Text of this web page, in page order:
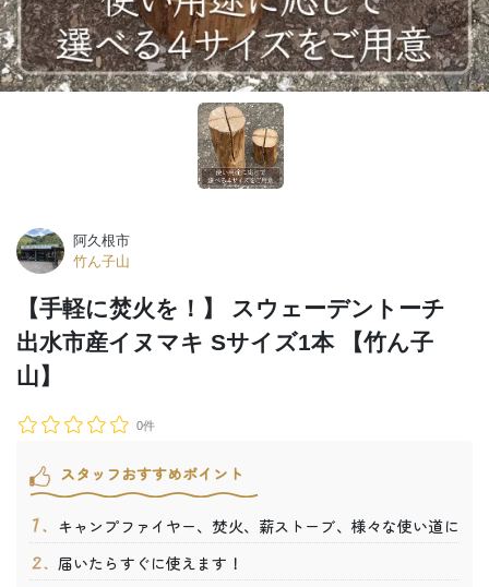
阿久根市
竹ん子山
【手軽に焚火を！】 スウェーデントーチ
出水市産イヌマキ Sサイズ1本 【竹ん子
山】
0件
スタッフおすすめポイント
キャンプファイヤー、焚火、薪ストーブ、様々な使い道に
届いたらすぐに使えます！